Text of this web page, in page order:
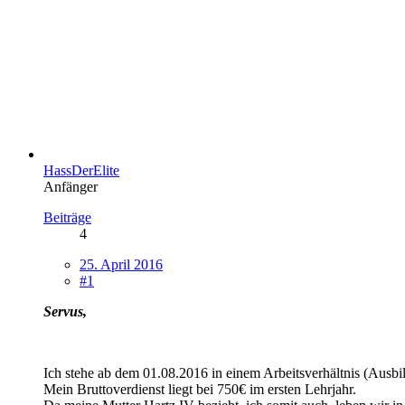
HassDerElite
Anfänger
Beiträge
4
25. April 2016
#1
Servus,
Ich stehe ab dem 01.08.2016 in einem Arbeitsverhältnis
Mein Bruttoverdienst liegt bei 750€ im ersten Lehrjahr.